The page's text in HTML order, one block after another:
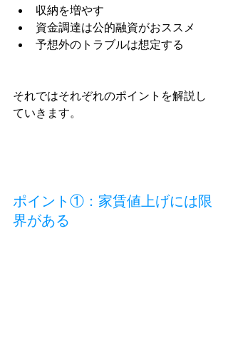
収納を増やす
資金調達は公的融資がおススメ
予想外のトラブルは想定する
それではそれぞれのポイントを解説し
ていきます。
ポイント①：家賃値上げには限
界がある